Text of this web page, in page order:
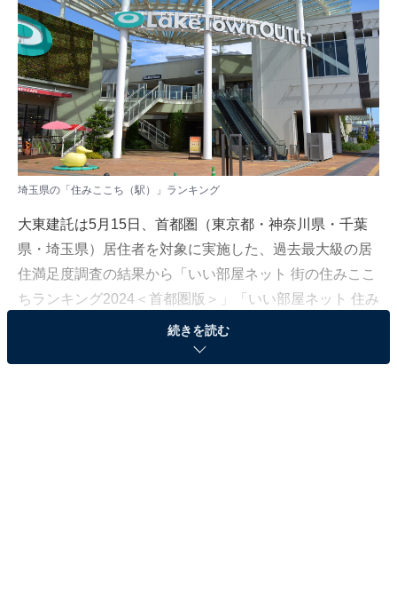
埼玉県の「住みここち（駅）」ランキング
大東建託は5月15日、首都圏（東京都・神奈川県・千葉
県・埼玉県）居住者を対象に実施した、過去最大級の居
住満足度調査の結果から「いい部屋ネット 街の住みここ
ちランキング2024＜首都圏版＞」「いい部屋ネット 住み
たい街ランキング2024＜首都圏版＞」を発表しました。
続きを読む